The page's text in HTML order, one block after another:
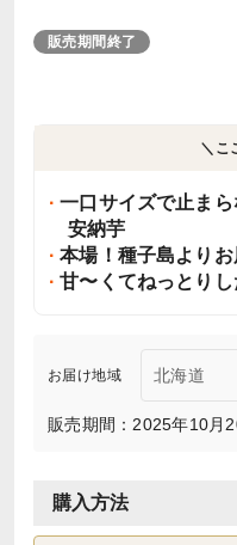
販売期間終了
＼こ
一口サイズで止ま
安納芋
本場！種子島より
甘〜くてねっとり
お届け地域
販売期間：2025年10月
購入方法